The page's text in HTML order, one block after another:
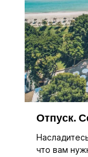
Отпуск.
что вам